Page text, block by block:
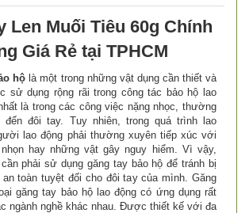
Len Muối Tiêu 60g Chính
Giá Rẻ tại TPHCM
hộ là một trong những vật dụng cần thiết và
sử dụng rộng rãi trong công tác bảo hộ lao
là trong các công việc nặng nhọc, thường
đến đôi tay. Tuy nhiên, trong quá trình lao
lao động phải thường xuyên tiếp xúc với
hay những vật gây nguy hiểm. Vì vậy,
phải sử dụng găng tay bảo hộ để tránh bị
toàn tuyệt đối cho đôi tay của mình. Găng
găng tay bảo hộ lao động có ứng dụng rất
ngành nghề khác nhau. Được thiết kế với đa